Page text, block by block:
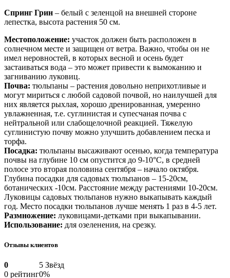
Спринг Грин – белый с зеленцой на внешней стороне
лепестка, высота растения 50 см.
Местоположение: участок должен быть расположен в
солнечном месте и защищен от ветра. Важно, чтобы он не
имел неровностей, в которых весной и осень будет
застаиваться вода – это может привести к вымоканию и
загниванию луковиц.
Почва: тюльпаны – растения довольно неприхотливые и
могут мириться с любой садовой почвой, но наилучшей для
них является рыхлая, хорошо дренированная, умеренно
увлажненная, т.е. суглинистая и супесчаная почва с
нейтральной или слабощелочной реакцией. Тяжелую
суглинистую почву можно улучшить добавлением песка и
торфа.
Посадка: тюльпаны высаживают осенью, когда температура
почвы на глубине 10 см опустится до 9-10°С, в средней
полосе это вторая половина сентября – начало октября.
Глубина посадки для садовых тюльпанов – 15-20см,
ботанических -10см. Расстояние между растениями 10-20см.
Луковицы садовых тюльпанов нужно выкапывать каждый
год. Место посадки тюльпанов лучше менять 1 раз в 4-5 лет.
Размножение: луковицами-детками при выкапывании.
Использование: для озеленения, на срезку.
Отзывы клиентов
0
0 рейтинг
5 Звёзд
0%